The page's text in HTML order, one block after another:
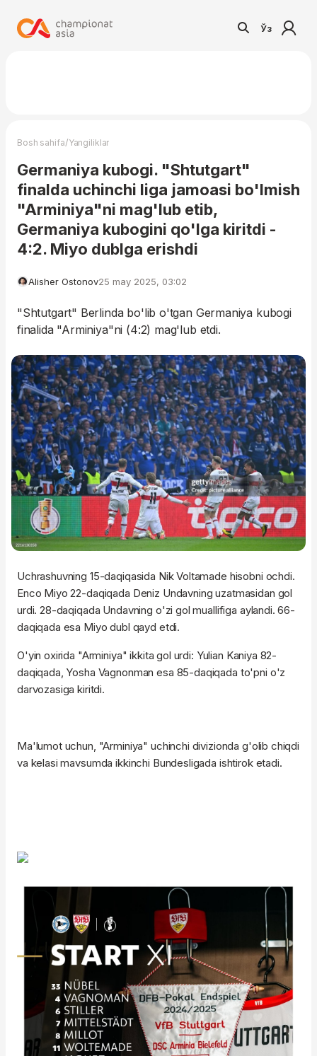
Ўз
Bosh sahifa/Yangiliklar
Germaniya kubogi. "Shtutgart"
finalda uchinchi liga jamoasi bo'lmish
"Arminiya"ni mag'lub etib,
Germaniya kubogini qo'lga kiritdi -
4:2. Miyo dublga erishdi
Alisher Ostonov25 may 2025, 03:02
"Shtutgart" Berlinda bo'lib o'tgan Germaniya kubogi
finalida "Arminiya"ni (4:2) mag'lub etdi.
Uchrashuvning 15-daqiqasida Nik Voltamade hisobni ochdi.
Enco Miyo 22-daqiqada Deniz Undavning uzatmasidan gol
urdi. 28-daqiqada Undavning o'zi gol muallifiga aylandi. 66-
daqiqada esa Miyo dubl qayd etdi.
O'yin oxirida "Arminiya" ikkita gol urdi: Yulian Kaniya 82-
daqiqada, Yosha Vagnonman esa 85-daqiqada to'pni o'z
darvozasiga kiritdi.
Ma'lumot uchun, "Arminiya" uchinchi divizionda g'olib chiqdi
va kelasi mavsumda ikkinchi Bundesligada ishtirok etadi.